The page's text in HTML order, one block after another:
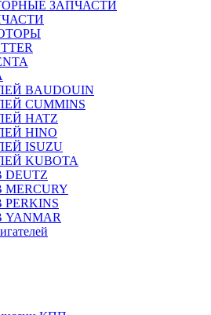
ЗАПЧАСТИ
BAUDOUIN
CUMMINS
HATZ
HINO
ISUZU
KUBOTA